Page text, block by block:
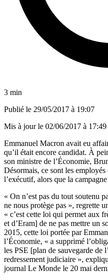
3 min
Publié le 29/05/2017 à 19:07
Mis à jour le 02/06/2017 à 17:49
Emmanuel Macron avait eu
qu’il était encore candidat. À
son ministre de l’Économie,
Désormais, ce sont les
l’exécutif, alors que la
« On n’est pas du tout soutenu
ne nous protège pas », regrette
« c’est cette loi qui permet aux
et d’Eram] de ne pas mettre un
2015, cette loi portée par
l’Économie, « a supprimé
les PSE [plan de sauvegarde de
redressement judiciaire »,
journal Le Monde le 20 mai